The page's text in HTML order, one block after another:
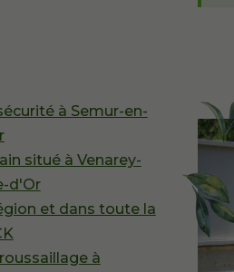
à Semur-en-
situé à Venarey-
d'Or
et dans toute la
à